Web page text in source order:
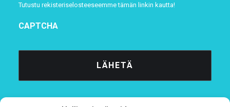
Tutustu rekisteriselosteeseemmetämän linkin kautta!
CAPTCHA